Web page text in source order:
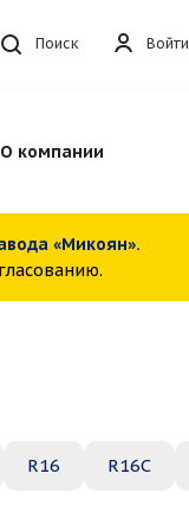
Войти
Поиск
О компании
«Микоян».
R16 R16C